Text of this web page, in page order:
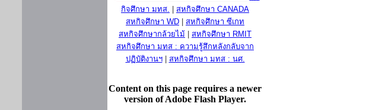
กิจศึกษา มทส.
สหกิจศึกษา CANADA
สหกิจศึกษา WD
สหกิจศึกษา ซีเกท
สหกิจศึกษากล้วยไม้
สหกิจศึกษา RMIT
สหกิจศึกษา มทส : ความรู้สึกหลังกลับจาก
ปฏิบัติงานฯ| สหกิจศึกษา มทส : นศ.
Content on this page requires a newer
version of Adobe Flash Player.